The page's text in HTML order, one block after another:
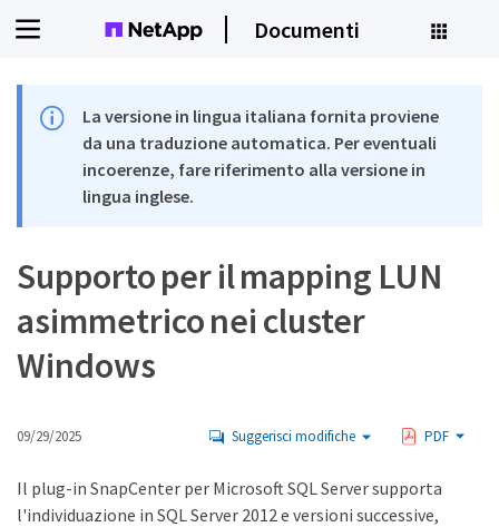
Documenti
La versione in lingua italiana fornita proviene
da una traduzione automatica. Per eventuali
incoerenze, fare riferimento alla versione in
lingua inglese.
Supporto per il mapping LUN
asimmetrico nei cluster
Windows
09/29/2025 Suggerisci modifiche PDF
Il plug-in SnapCenter per Microsoft SQL Server supporta
l'individuazione in SQL Server 2012 e versioni successive,